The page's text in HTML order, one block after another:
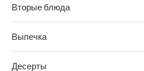
Вторые блюда
Выпечка
Десерты